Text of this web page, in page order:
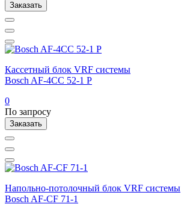
Заказать
Кассетный блок VRF системы
Bosch AF-4CC 52-1 P
0
По запросу
Заказать
Напольно-потолочный блок VRF системы
Bosch AF-CF 71-1